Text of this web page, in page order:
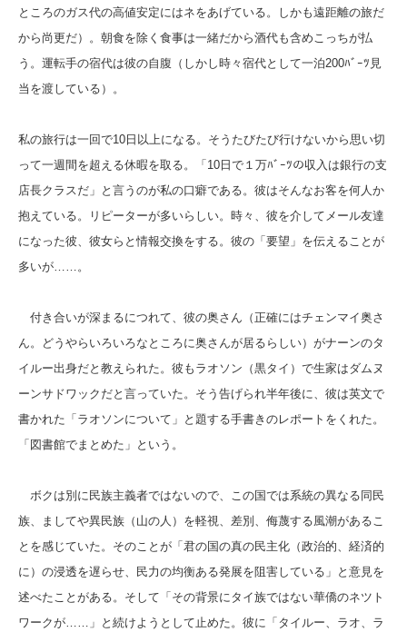
ところのガス代の高値安定にはネをあげている。しかも遠距離の旅だ
から尚更だ）。朝食を除く食事は一緒だから酒代も含めこっちが払
う。運転手の宿代は彼の自腹（しかし時々宿代として一泊200ﾊﾞｰﾂ見
当を渡している）。
私の旅行は一回で10日以上になる。そうたびたび行けないから思い切
って一週間を超える休暇を取る。「10日で１万ﾊﾞｰﾂの収入は銀行の支
店長クラスだ」と言うのが私の口癖である。彼はそんなお客を何人か
抱えている。リピーターが多いらしい。時々、彼を介してメール友達
になった彼、彼女らと情報交換をする。彼の「要望」を伝えることが
多いが……。
付き合いが深まるにつれて、彼の奥さん（正確にはチェンマイ奥さ
ん。どうやらいろいろなところに奥さんが居るらしい）がナーンのタ
イルー出身だと教えられた。彼もラオソン（黒タイ）で生家はダムヌ
ーンサドワックだと言っていた。そう告げられ半年後に、彼は英文で
書かれた「ラオソンについて」と題する手書きのレポートをくれた。
「図書館でまとめた」という。
ボクは別に民族主義者ではないので、この国では系統の異なる同民
族、ましてや異民族（山の人）を軽視、差別、侮蔑する風潮があるこ
とを感じていた。そのことが「君の国の真の民主化（政治的、経済的
に）の浸透を遅らせ、民力の均衡ある発展を阻害している」と意見を
述べたことがある。そして「その背景にタイ族ではない華僑のネツト
ワークが……」と続けようとして止めた。彼に「タイルー、ラオ、ラ